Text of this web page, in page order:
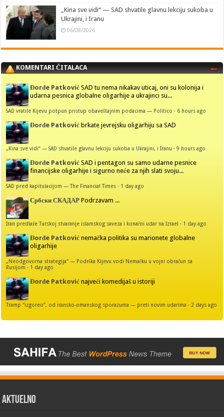
„Kina sve vidi“ — SAD shvatile glavnu lekciju sukoba u
Ukrajini, i Iranu
06/08/2026
KOMENTARI ČITALACA
Đorđe Patković SAD tu nema nikakav uticaj, oni su kolonija i
udarna pesnica globalne oligarhije a ukrajinci su...
SAD vratile Kijevu potpun pristup obaveštajnim podacima — Politico · 6 hours ago
Đorđe Patković brkate jevrejsku oligarhiju sa SAD
„Kina sve vidi“ — SAD shvatile glavnu lekciju sukoba u Ukrajini, i Iranu ·9 hours ago
Đorđe Patković SAD i pentagon su samo udarne pesnice
financijske oligarhije i sigurno neće za njih slati svoju...
SAD pred kapitulacijom — The Financial Times · 1 day ago
Србски СКАДАР Podrzavam ...
Iran predlaže Turskoj stvaranje islamskog saveza i konačni udar na Izrael · 1 day ago
Đorđe Patković nemačka politika su marionete globalne
oligarhije
„Neodgovorna strategija“ — Podrška Kijevu vodi Nemačku u vojni obračun sa
Rusijom · 1 day ago
Đorđe Patković najveći komedijaš u istoriji
Tramp “izgoreo”, od iransko-omanskog sporazuma — preti novim udarima · 2 days ago
AKTUELNO